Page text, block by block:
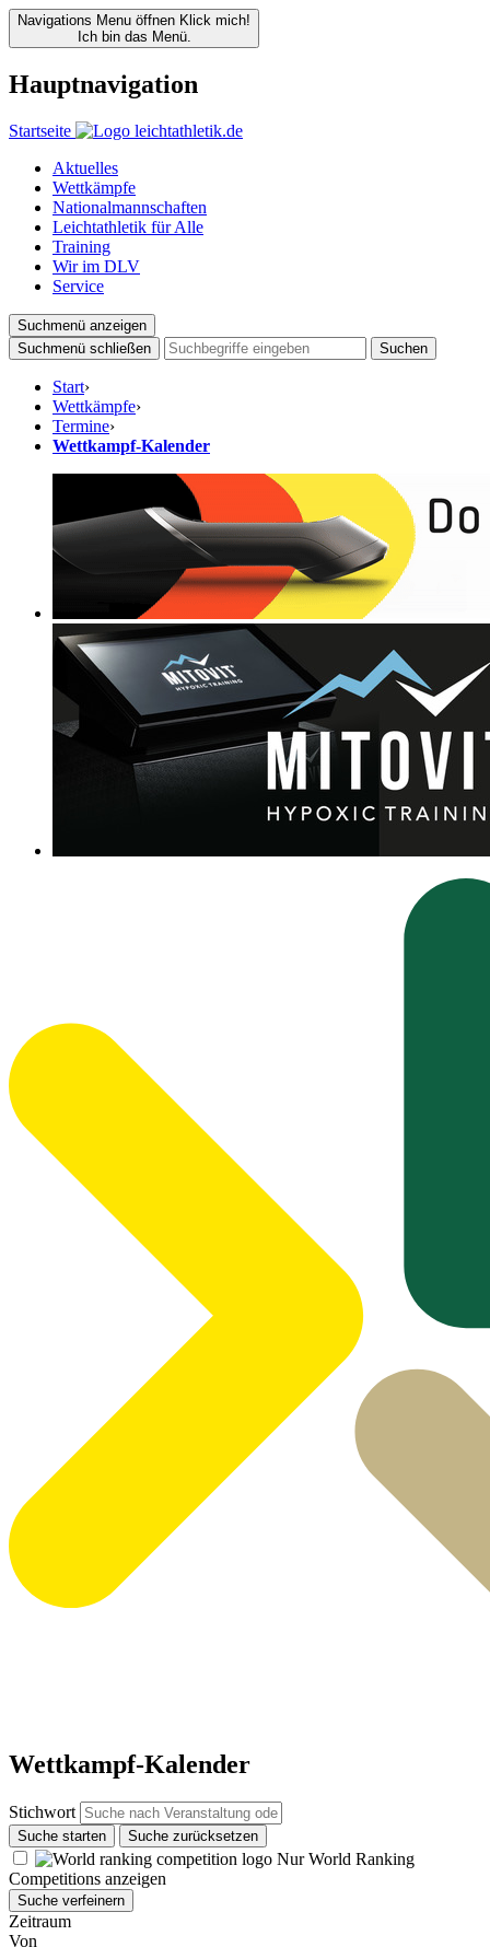
Navigations Menu öffnen Klick mich!
Ich bin das Menü.
Hauptnavigation
Startseite
Aktuelles
Wettkämpfe
Nationalmannschaften
Leichtathletik für Alle
Training
Wir im DLV
Service
Suchmenü anzeigen
Suchmenü schließen
Suchen
Start›
Wettkämpfe›
Termine›
Wettkampf-Kalender
Wettkampf-Kalender
Stichwort
Suche starten Suche zurücksetzen
Nur World Ranking
Competitions anzeigen
Suche verfeinern
Zeitraum
Von